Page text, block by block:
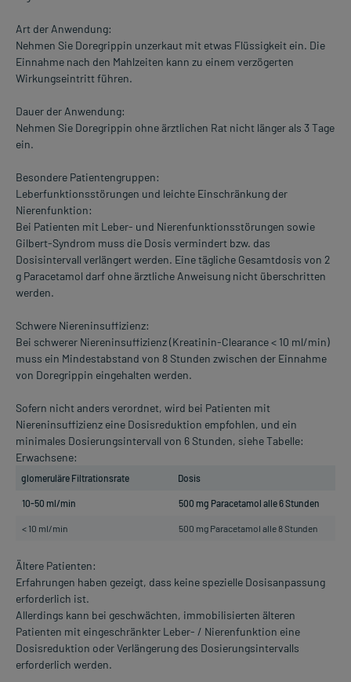
Art der Anwendung:
Nehmen Sie Doregrippin unzerkaut mit etwas Flüssigkeit ein. Die
Einnahme nach den Mahlzeiten kann zu einem verzögerten
Wirkungseintritt führen.
Dauer der Anwendung:
Nehmen Sie Doregrippin ohne ärztlichen Rat nicht länger als 3 Tage
ein.
Besondere Patientengruppen:
Leberfunktionsstörungen und leichte Einschränkung der
Nierenfunktion:
Bei Patienten mit Leber- und Nierenfunktionsstörungen sowie
Gilbert-Syndrom muss die Dosis vermindert bzw. das
Dosisintervall verlängert werden. Eine tägliche Gesamtdosis von 2
g Paracetamol darf ohne ärztliche Anweisung nicht überschritten
werden.
Schwere Niereninsuffizienz:
Bei schwerer Niereninsuffizienz (Kreatinin-Clearance < 10 ml/min)
muss ein Mindestabstand von 8 Stunden zwischen der Einnahme
von Doregrippin eingehalten werden.
Sofern nicht anders verordnet, wird bei Patienten mit
Niereninsuffizienz eine Dosisreduktion empfohlen, und ein
minimales Dosierungsintervall von 6 Stunden, siehe Tabelle:
Erwachsene:
glomeruläre Filtrationsrate Dosis
10-50 ml/min 500 mg Paracetamol alle 6 Stunden
< 10 ml/min 500 mg Paracetamol alle 8 Stunden
Ältere Patienten:
Erfahrungen haben gezeigt, dass keine spezielle Dosisanpassung
erforderlich ist.
Allerdings kann bei geschwächten, immobilisierten älteren
Patienten mit eingeschränkter Leber- / Nierenfunktion eine
Dosisreduktion oder Verlängerung des Dosierungsintervalls
erforderlich werden.